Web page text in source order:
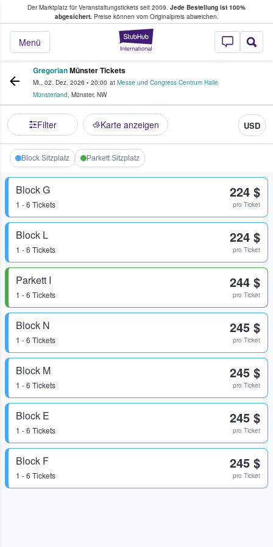
Der Marktplatz für Veranstaltungstickets seit 2009. Jede Bestellung ist 100%
abgesichert.Preise können vom Originalpreis abweichen.
StubHub - Wo
Menü
Tickets kaufen & verkaufen
GregorianMünster Tickets
Mi., 02. Dez. 2026 • 20:00 at Messe und Congress Centrum Halle
Münsterland, Münster, NW
Filter Karte anzeigen USD
Block Sitzplatz Parkett Sitzplatz
Block G
1 - 6 Tickets
224 $
pro Ticket
Block L
1 - 6 Tickets
224 $
pro Ticket
Parkett I
1 - 6 Tickets
244 $
pro Ticket
Block N
1 - 6 Tickets
245 $
pro Ticket
Block M
1 - 6 Tickets
245 $
pro Ticket
Block E
1 - 6 Tickets
245 $
pro Ticket
Block F
1 - 6 Tickets
245 $
pro Ticket